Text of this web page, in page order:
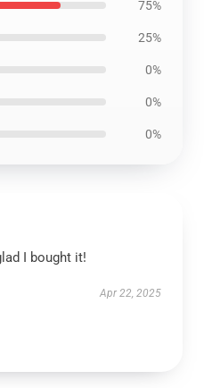
75%
25%
0%
0%
0%
I bought it!
Apr 22, 2025